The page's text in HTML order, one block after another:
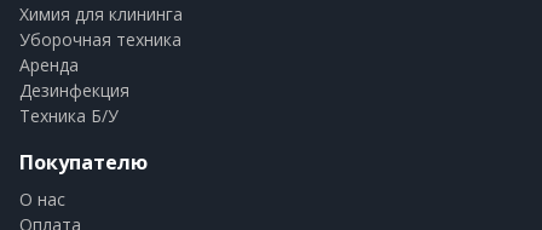
Химия для клининга
Уборочная техника
Аренда
Дезинфекция
Техника Б/У
Покупателю
О нас
Оплата